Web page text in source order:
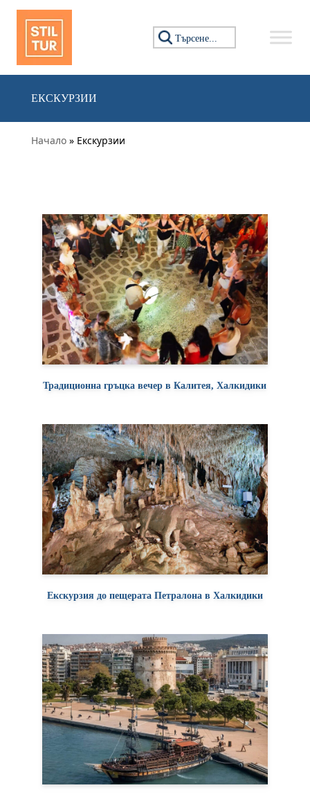
Преминете към съдържанието
Търсене за:
ЕКСКУРЗИИ
Начало » Екскурзии
Традиционна гръцка вечер в Калитея, Халкидики
Екскурзия до пещерата Петралона в Халкидики